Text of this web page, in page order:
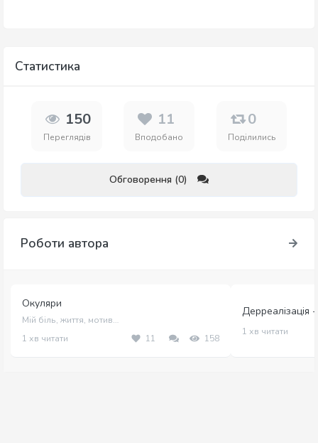
Статистика
150
Переглядів
11
Вподобано
0
Поділились
Обговорення (0)
Роботи автора
Окуляри
Мій біль, життя, мотив…
1 хв читати
11 158
Дерреалізація
1 хв читати